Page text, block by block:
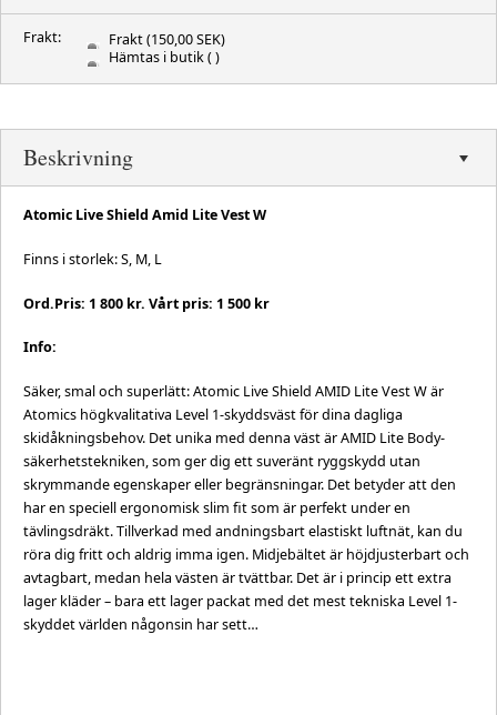
Frakt: Frakt(150,00 SEK)
Hämtas i butik( )
Beskrivning
Atomic Live Shield Amid Lite Vest W
Finns i storlek: S, M, L
Ord.Pris: 1 800 kr. Vårt pris: 1 500 kr
Info:
Säker, smal och superlätt: Atomic Live Shield AMID Lite Vest W är
Atomics högkvalitativa Level 1-skyddsväst för dina dagliga
skidåkningsbehov. Det unika med denna väst är AMID Lite Body-
säkerhetstekniken, som ger dig ett suveränt ryggskydd utan
skrymmande egenskaper eller begränsningar. Det betyder att den
har en speciell ergonomisk slim fit som är perfekt under en
tävlingsdräkt. Tillverkad med andningsbart elastiskt luftnät, kan du
röra dig fritt och aldrig imma igen. Midjebältet är höjdjusterbart och
avtagbart, medan hela västen är tvättbar. Det är i princip ett extra
lager kläder – bara ett lager packat med det mest tekniska Level 1-
skyddet världen någonsin har sett…